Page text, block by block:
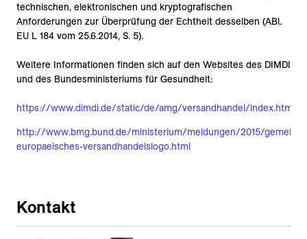
technischen, elektronischen und kryptografischen
Anforderungen zur Überprüfung der Echtheit desselben (ABl.
EU L 184 vom 25.6.2014, S. 5).
Weitere Informationen finden sich auf den Websites des DIMDI
und des Bundesministeriums für Gesundheit:
https://www.dimdi.de/static/de/amg/versandhandel/index.htm
http://www.bmg.bund.de/ministerium/meldungen/2015/
europaeisches-versandhandelslogo.html
Kontakt